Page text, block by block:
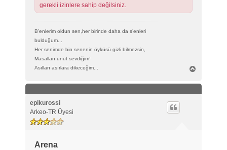
gerekli izinlere sahip değilsiniz.
B’enlerim oldun sen,her birinde daha da s’enleri
bulduğum...
Her senimde bin senenin öyküsü gizli bilmezsin,
Masalları unut sevdiğim!
Asılları asırlara dikeceğim...
ş
a
epikurossi
Arkeo-TR Üyesi
Arena